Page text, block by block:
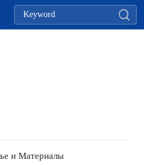
и Материалы